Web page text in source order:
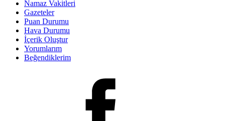
Namaz Vakitleri
Gazeteler
Puan Durumu
Hava Durumu
İçerik Oluştur
Yorumlarım
Beğendiklerim